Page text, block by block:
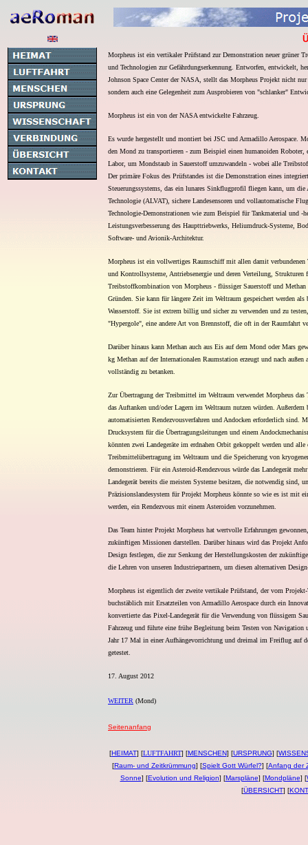
Morpheus ist ein vertikaler Prüfstand zur Demonstration neuer grüner
und Technologien zur Gefährdungserkennung. Entworfen, entwickelt,
Johnson Space Center der NASA, stellt das Morpheus Projekt nicht
sondern auch eine Gelegenheit zum Ausprobieren von "schlanker"
Morpheus ist ein von der NASA entwickelte Fahrzeug.
Es wurde hergestellt und montiert bei JSC und Armadillo Aerospace.
den Mond zu transportieren - zum Beispiel einen humanoiden Roboter,
Labor, um Mondstaub in Sauerstoff umzuwandeln - wobei alle
Der primäre Fokus des Prüfstandes ist die Demonstration eines
Steuerungssystems, das ein lunares Sinkflugprofil fliegen kann, um die
Technologie (ALVAT), sichere Landesensoren und vollautomatische
Technologie-Demonstrationen wie zum Beispiel für Tankmaterial und -
Leistungsverbesserung des Haupttriebwerks, Heliumdruck-Systeme,
Software- und Avionik-Architektur.
Morpheus ist ein vollwertiges Raumschiff mit allen damit
und Kontrollsysteme, Antriebsenergie und deren Verteilung,
Treibstoffkombination von Morpheus - flüssiger Sauerstoff und Methan
Gründen. Sie kann für längere Zeit im Weltraum gespeichert werden
Wasserstoff. Sie ist extrem billig und sicher zu verwenden und zu
"Hypergole", eine andere Art von Brennstoff, die oft in der Raumfahrt
Darüber hinaus kann Methan auch aus Eis auf dem Mond oder Mars
kg Methan auf der Internationalen Raumstation erzeugt und nach außen
vollständig zu betanken.
Zur Übertragung der Treibmittel im Weltraum verwendet Morpheus
das Auftanken und/oder Lagern im Weltraum nutzen würden.
automatisierten Rendezvousverfahren und Andocken erforderlich sind.
Drucksystem für die Übertragungsleitungen und einem
könnten zwei Landegeräte im erdnahen Orbit gekoppelt werden und
Treibmittelübertragung im Weltraum und die Speicherung von
demonstrieren. Für ein Asteroid-Rendezvous würde das Landegerät
Landegerät bereits die meisten Systeme besitzen, die notwendig sind,
Präzisionslandesystem für Projekt Morpheus könnte so wie es ist mit
werden, ein Rendezvous mit einem Asteroiden vorzunehmen.
Das Team hinter Projekt Morpheus hat wertvolle Erfahrungen
zukünftigen Missionen darstellen. Darüber hinaus wird das Projekt
Design festlegen, die zur Senkung der Herstellungskosten der
die Lehren von unseren Industriepartnern, um diesen alternativen
Morpheus ist eigentlich der zweite vertikale Prüfstand, der vom
buchstäblich mit Ersatzteilen von Armadillo Aerospace durch ein
konvertierte das Pixel-Landegerät für die Verwendung von flüssigem
Fahrzeug und führte eine frühe Begleitung beim Testen von Navigation
Jahr 17 Mal in einer Aufhängevorrichtung und dreimal im Freiflug auf
getestet.
17. August 2012
WEITER (Mond)
Seitenanfang
[HEIMAT] [LUFTFAHRT] [MENSCHEN] [URSPRUNG] [
[Raum- und Zeitkrümmung] [Spielt Gott Würfel?] [Anfang der
Sonne] [Evolution und Religion] [Marspläne] [Mondpläne] [
[ÜBERSICHT] [